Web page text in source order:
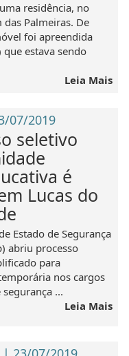
residência, no
das Palmeiras. De
foi apreendida
estava sendo
Leia Mais
07/2019
seletivo
é
Lucas do
Estado de Segurança
abriu processo
para
nos cargos
...
Leia Mais